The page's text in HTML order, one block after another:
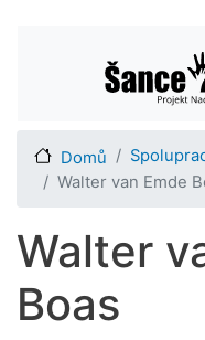
Main
Domů
Walter van Emde
Walter
Boas